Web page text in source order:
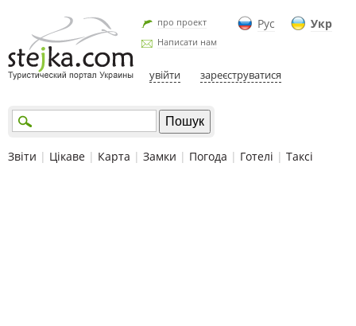
Рус Укр
про проект
Написати нам
увійти зареєструватися
Звіти | Цікаве | Карта | Замки | Погода | Готелі | Таксі